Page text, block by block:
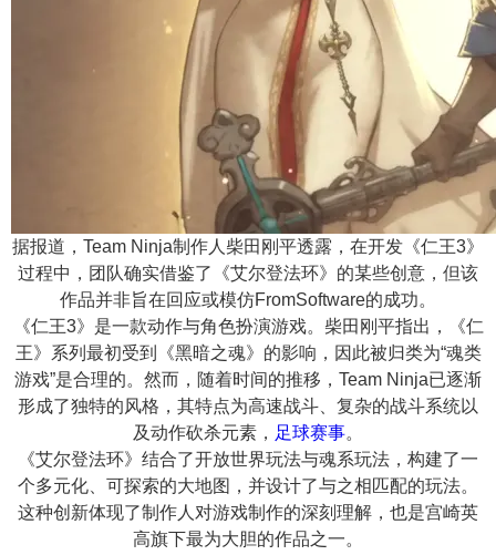
据报道，Team Ninja制作人柴田刚平透露，在开发《仁王3》
过程中，团队确实借鉴了《艾尔登法环》的某些创意，但该
作品并非旨在回应或模仿FromSoftware的成功。
《仁王3》是一款动作与角色扮演游戏。柴田刚平指出，《仁
王》系列最初受到《黑暗之魂》的影响，因此被归类为“魂类
游戏”是合理的。然而，随着时间的推移，Team Ninja已逐渐
形成了独特的风格，其特点为高速战斗、复杂的战斗系统以
及动作砍杀元素， 足球赛事。
《艾尔登法环》结合了开放世界玩法与魂系玩法，构建了一
个多元化、可探索的大地图，并设计了与之相匹配的玩法。
这种创新体现了制作人对游戏制作的深刻理解，也是宫崎英
高旗下最为大胆的作品之一。